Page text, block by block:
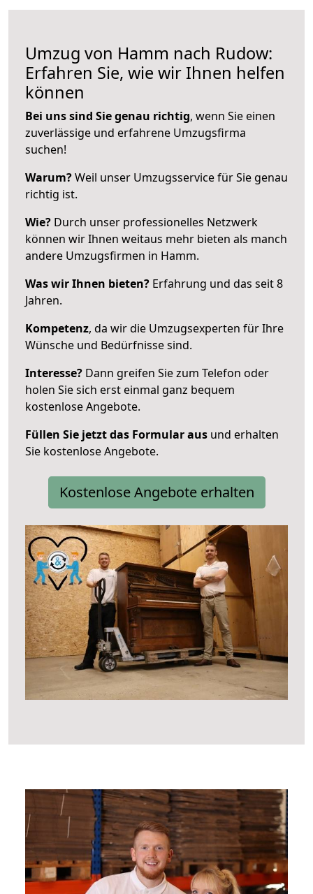
Umzug von Hamm nach Rudow:
Erfahren Sie, wie wir Ihnen helfen
können
Bei uns sind Sie genau richtig, wenn Sie einen
zuverlässige und erfahrene Umzugsfirma
suchen!
Warum?Weil unser Umzugsservice für Sie genau
richtig ist.
Wie? Durch unser professionelles Netzwerk
können wir Ihnen weitaus mehr bieten als manch
andere Umzugsfirmen in Hamm.
Was wir Ihnen bieten? Erfahrung und das seit 8
Jahren.
Kompetenz, da wir die Umzugsexperten für Ihre
Wünsche und Bedürfnisse sind.
Interesse? Dann greifen Sie zum Telefon oder
holen Sie sich erst einmal ganz bequem
kostenlose Angebote.
Füllen Sie jetzt das Formular aus und erhalten
Sie kostenlose Angebote.
Kostenlose Angebote erhalten